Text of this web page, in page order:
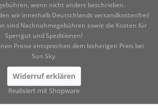
wenn nicht anders beschrieben.
wir innerhalb Deutschlands versandkostenfrei!
sind Nachnahmegebühren sowie die Kosten für
Sperrgut und Speditionen!
Preise entsprechen dem bisherigen Preis bei
Sun Sky.
Widerruf erklären
Realisiert mit Shopware